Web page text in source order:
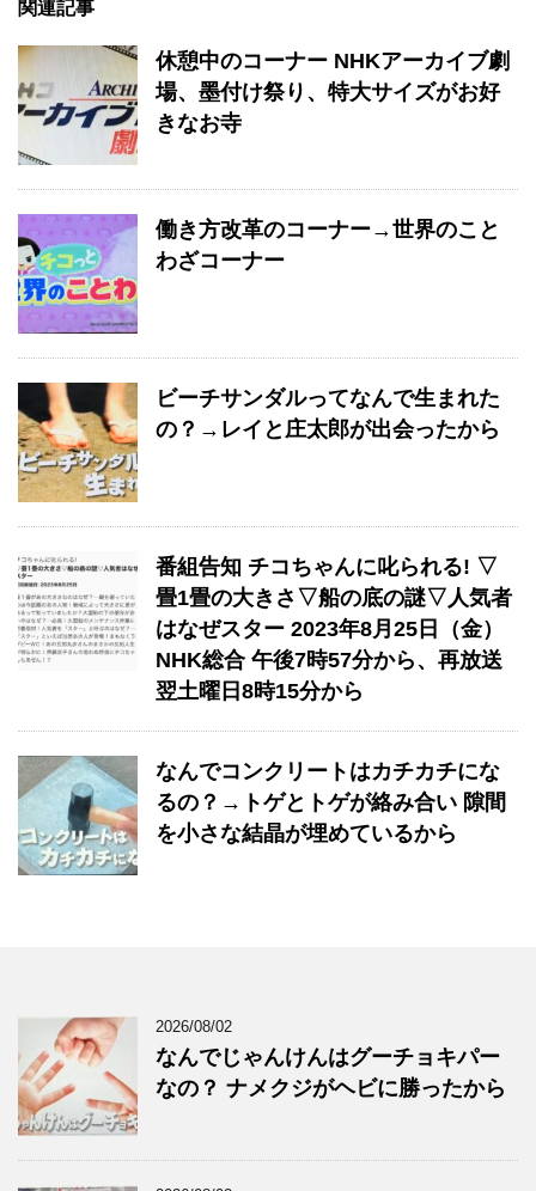
関連記事
休憩中のコーナー NHKアーカイブ劇
場、墨付け祭り、特大サイズがお好
きなお寺
働き方改革のコーナー→世界のこと
わざコーナー
ビーチサンダルってなんで生まれた
の？→レイと庄太郎が出会ったから
番組告知 チコちゃんに叱られる! ▽
畳1畳の大きさ▽船の底の謎▽人気者
はなぜスター 2023年8月25日（金）
NHK総合 午後7時57分から、再放送
翌土曜日8時15分から
なんでコンクリートはカチカチにな
るの？→トゲとトゲが絡み合い 隙間
を小さな結晶が埋めているから
2026/08/02
なんでじゃんけんはグーチョキパー
なの？ ナメクジがヘビに勝ったから